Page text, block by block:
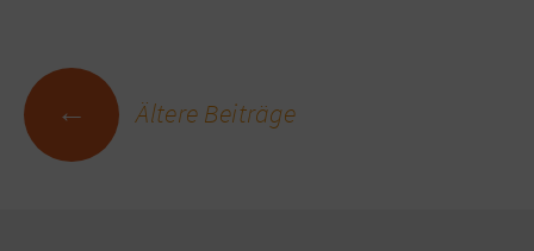
Beitragsnavigation
← Ältere Beiträge